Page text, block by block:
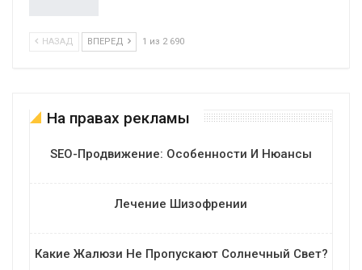
НАЗАД ВПЕРЕД 1 из 2 690
На правах рекламы
SEO-Продвижение: Особенности И Нюансы
Лечение Шизофрении
Какие Жалюзи Не Пропускают Солнечный Свет?